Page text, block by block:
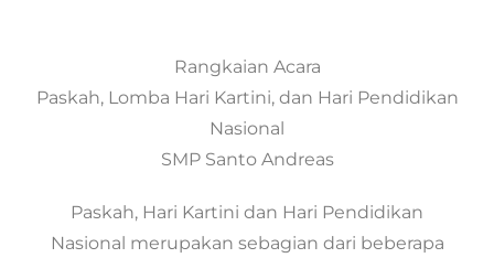
Rangkaian Acara
Paskah, Lomba Hari Kartini, dan Hari Pendidikan
Nasional
SMP Santo Andreas
Paskah, Hari Kartini dan Hari Pendidikan
Nasional merupakan sebagian dari beberapa